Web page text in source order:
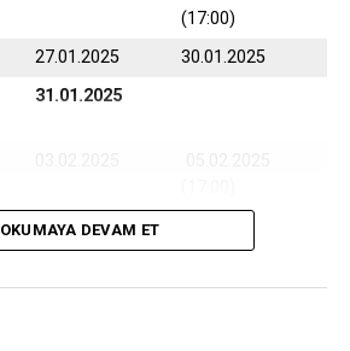
(17:00)
27.01.2025
30.01.2025
31.01.2025
06.02.2025
(17:00)
OKUMAYA DEVAM ET